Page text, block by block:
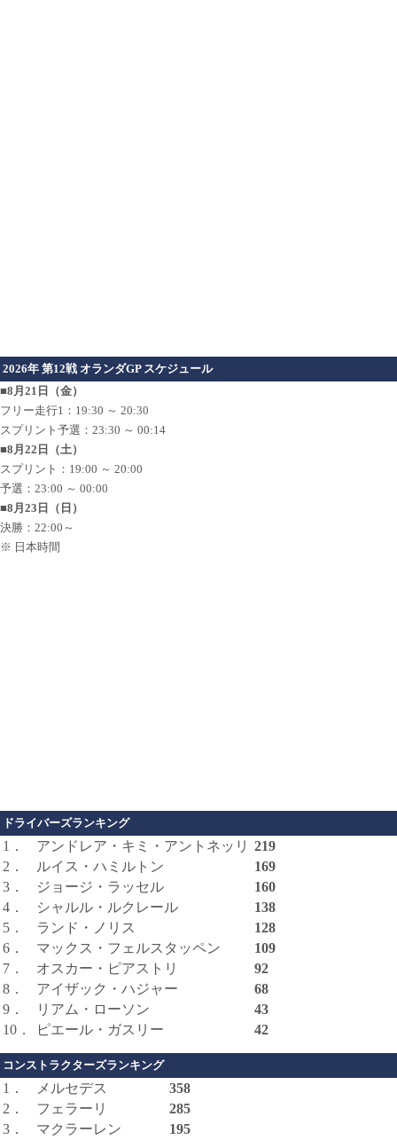
2026年 第12戦 オランダGP スケジュール
■8月21日（金）
フリー走行1：19:30 ～ 20:30
スプリント予選：23:30 ～ 00:14
■8月22日（土）
スプリント：19:00 ～ 20:00
予選：23:00 ～ 00:00
■8月23日（日）
決勝：22:00～
※ 日本時間
ドライバーズランキング
1． アンドレア・キミ・アントネッリ 219
2．
ルイス・ハミルトン
169
3．
ジョージ・ラッセル
160
4．
シャルル・ルクレール
138
5．
ランド・ノリス
128
6．
マックス・フェルスタッペン
109
7．
オスカー・ピアストリ
92
8．
アイザック・ハジャー
68
9．
リアム・ローソン
43
10．
ピエール・ガスリー 42
コンストラクターズランキング
1． メルセデス
358
2．
フェラーリ
285
3．
マクラーレン
195